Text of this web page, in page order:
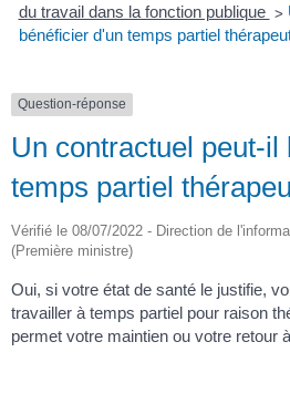
du travail dans la fonction publique >
bénéficier d'un temps partiel
Question-réponse
Un contractuel peut-il
temps partiel
Vérifié le 08/07/2022 - Direction de
(Première ministre)
Oui, si votre état de santé le justifie,
travailler à temps partiel pour raison
permet votre maintien ou votre retour